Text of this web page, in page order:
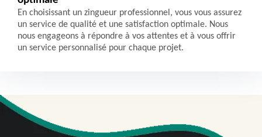
En choisissant un zingueur professionnel, vous vous assurez
un service de qualité et une satisfaction optimale. Nous
nous engageons à répondre à vos attentes et à vous offrir
un service personnalisé pour chaque projet.